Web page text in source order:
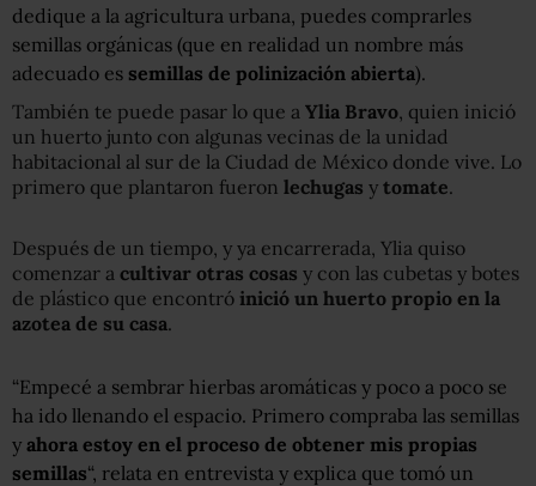
dedique a la agricultura urbana, puedes comprarles
semillas orgánicas (que en realidad un nombre más
adecuado es semillas de polinización abierta).
También te puede pasar lo que a Ylia Bravo , quien inició
un huerto junto con algunas vecinas de la unidad
habitacional al sur de la Ciudad de México donde vive. Lo
primero que plantaron fueron lechugas y tomate.
Después de un tiempo, y ya encarrerada, Ylia quiso
comenzar a cultivar otras cosas y con las cubetas y botes
de plástico que encontró inició un huerto propio en la
azotea de su casa.
“Empecé a sembrar hierbas aromáticas y poco a poco se
ha ido llenando el espacio. Primero compraba las semillas
y ahora estoy en el proceso de obtener mis propias
semillas“, relata en entrevista y explica que tomó un